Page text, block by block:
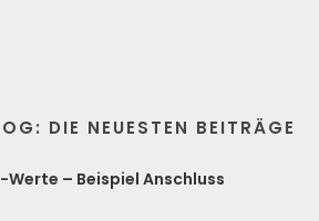
DIE NEUESTEN BEITRÄGE
Werte – Beispiel Anschluss